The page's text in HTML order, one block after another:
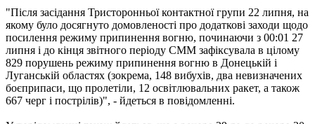
"Після засідання Тристоронньої контактної групи 22 липня, на
якому було досягнуто домовленості про додаткові заходи щодо
посилення режиму припинення вогню, починаючи з 00:01 27
липня і до кінця звітного періоду СММ зафіксувала в цілому
829 порушень режиму припинення вогню в Донецькій і
Луганській областях (зокрема, 148 вибухів, два невизначених
боєприпаси, що пролетіли, 12 освітлювальних ракет, а також
667 черг і пострілів)", - йдеться в повідомленні.